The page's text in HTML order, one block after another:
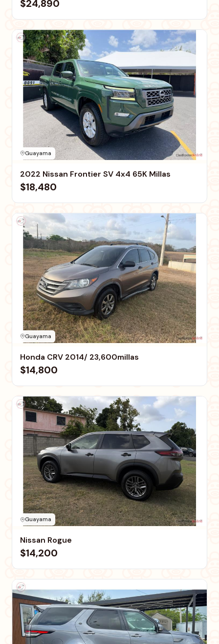
$24,890
Guayama
2022 Nissan Frontier SV 4x4 65K Millas
$18,480
Guayama
Honda CRV 2014/ 23,600millas
$14,800
Guayama
Nissan Rogue
$14,200